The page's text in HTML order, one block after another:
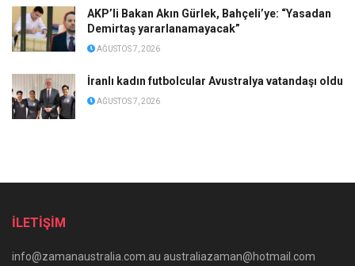
AKP’li Bakan Akın Gürlek, Bahçeli’ye: “Yasadan
Demirtaş yararlanamayacak”
AĞUSTOS 7, 2026
İranlı kadın futbolcular Avustralya vatandaşı oldu
AĞUSTOS 7, 2026
İLETİŞİM
info@zamanaustralia.com.au australiazaman@hotmail.com